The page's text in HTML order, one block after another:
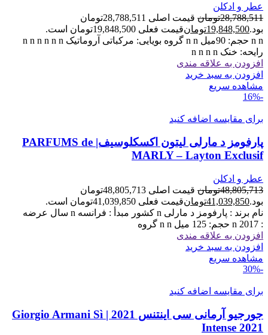
عطر و ادکلن
28,788,511تومان
قیمت اصلی 28,788,511تومان
بود.19,848,500تومانقیمت فعلی 19,848,500تومان است.
n n حجم: 90میل n n گروه بویایی: مرکباتی آروماتیک n n n n n n
رایحه: خنک n n n n
افزودن به علاقه مندی
افزودن به سبد خرید
مشاهده سریع
-16%
برای مقایسه اضافه کنید
پارفومز د مارلی لیتون اکسکلوسیف| PARFUMS de
MARLY – Layton Exclusif
عطر و ادکلن
48,805,713تومان
قیمت اصلی 48,805,713تومان
بود.41,039,850تومانقیمت فعلی 41,039,850تومان است.
نام برند : پارفومز د مارلی n کشور مبدأ : فرانسه n سال عرضه
: 2017 n حجم: 125 میل n n گروه
افزودن به علاقه مندی
افزودن به سبد خرید
مشاهده سریع
-30%
برای مقایسه اضافه کنید
جورجیو آرمانی سی اینتنس 2021 | Giorgio Armani Sì
Intense 2021